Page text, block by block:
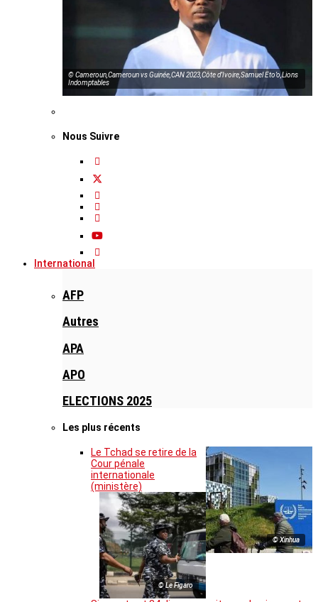
© Cameroun,Cameroun vs Guinée,CAN 2023,Côte d’Ivoire,Samuel Eto’o,Lions
Indomptables
Nous Suivre
International
AFP
Autres
APA
APO
ELECTIONS 2025
Les plus récents
© Xinhua
Le Tchad se retire de la
Cour pénale
internationale
(ministère)
© Le Figaro